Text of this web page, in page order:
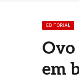
EDITORIAL
Ovo
em